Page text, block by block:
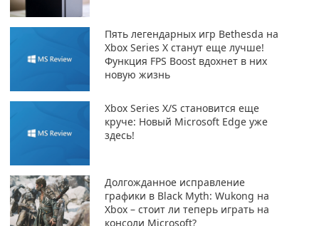
Пять легендарных игр Bethesda на
Xbox Series X станут еще лучше!
Функция FPS Boost вдохнет в них
новую жизнь
Xbox Series X/S становится еще
круче: Новый Microsoft Edge уже
здесь!
Долгожданное исправление
графики в Black Myth: Wukong на
Xbox – стоит ли теперь играть на
консоли Microsoft?